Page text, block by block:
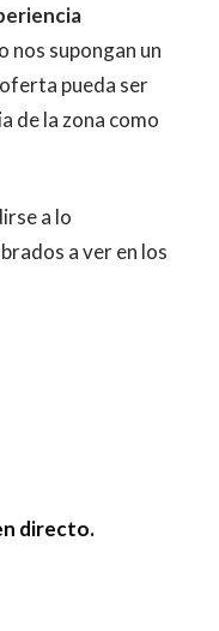
nos supongan un
pueda ser
de la zona como
a lo
a ver en los
directo.